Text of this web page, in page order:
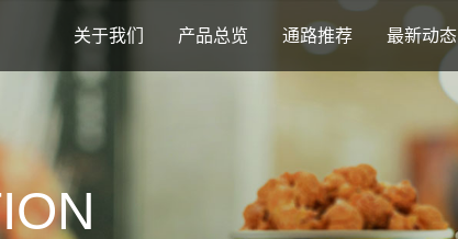
关于我们 产品总览 通路推荐 最新动态